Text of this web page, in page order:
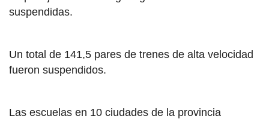
suspendidas.
Un total de 141,5 pares de trenes de alta velocidad
fueron suspendidos.
Las escuelas en 10 ciudades de la provincia